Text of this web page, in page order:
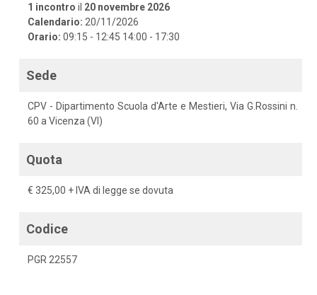
1 incontro il 20 novembre 2026
Calendario: 20/11/2026
Orario: 09:15 - 12:45 14:00 - 17:30
Sede
CPV - Dipartimento Scuola d'Arte e Mestieri, Via G.Rossini n.
60 a Vicenza (VI)
Quota
€ 325,00 + IVA di legge se dovuta
Codice
PGR 22557